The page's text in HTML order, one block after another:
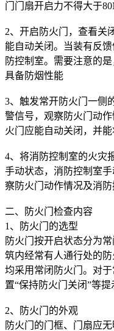
门门扇开启力不得大于
2、开启防火门，查看关
能自动关闭。当装有反
防控制室。需要注意的
具备防烟性能
3、触发常开防火门一侧
警信号，观察防火门动
火门应能自动关闭，并
4、将消防控制室的火灾
手动状态，消防控制室
察防火门动作情况及消
二、防火门检查内容
1、防火门的选型
防火门按开启状态分为
筑内经常有人通行处的
均采用常闭防火门。对
置“保持防火门关闭”等提
2、防火门的外观
防火门的门框、门扇应